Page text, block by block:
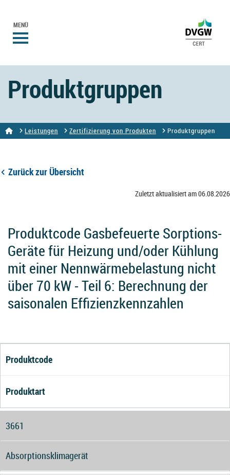
MENÜ
Produktgruppen
Leistungen Zertifizierung von Produkten Produktgruppen
Zurück zur Übersicht
Zuletzt aktualisiert am 06.08.2026
Produktcode Gasbefeuerte Sorptions-
Geräte für Heizung und/oder Kühlung
mit einer Nennwärmebelastung nicht
über 70 kW - Teil 6: Berechnung der
saisonalen Effizienzkennzahlen
Produktcode
Produktart
3661
Absorptionsklimagerät